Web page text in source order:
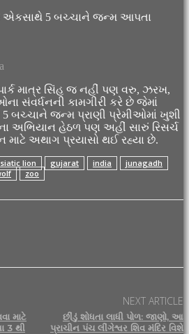
5 બચ્ચાને જન્મ આપતા
માત્ર સિંહ જ નહીં પણ વરુ, ઝરખ,
સંવર્ધનની કામગીરી કરે છે જેમાં
બચ્ચાને જન્મ પ્રાણી પ્રેમીઓમાં ખુશી
અભિયાન હેઠળ પણ અહીં સારું રિસર્ચ
માટે અથાગ પ્રયાસો થઈ રહ્યા છે.
lion gujarat india
junagadh
zoo
માટે
3 થી
NEXT ARTICLE
છીંડું શોધતા લાધી પોળ: જાણો, આ
પ્રાચીન પંચ લીંગેશ્વર શિવ મંદિર વિશે